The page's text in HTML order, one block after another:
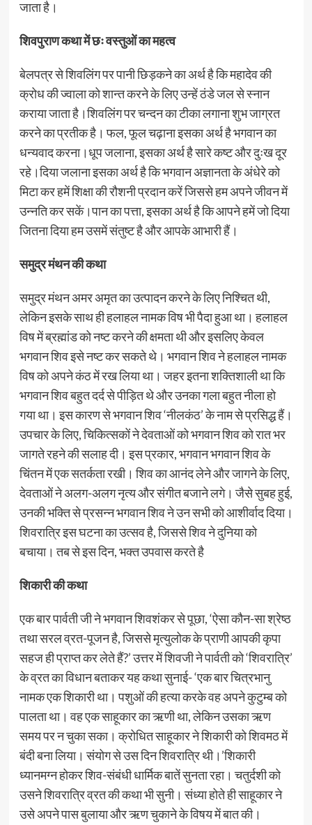
जाता है।
शिवपुराण कथा में छः वस्तुओं का महत्व
बेलपत्र से शिवलिंग पर पानी छिड़कने का अर्थ है कि महादेव की
क्रोध की ज्वाला को शान्त करने के लिए उन्हें ठंडे जल से स्नान
कराया जाता है।शिवलिंग पर चन्दन का टीका लगाना शुभ जाग्रत
करने का प्रतीक है। फल, फूल चढ़ाना इसका अर्थ है भगवान का
धन्यवाद करना।धूप जलाना, इसका अर्थ है सारे कष्ट और दुःख दूर
रहे।दिया जलाना इसका अर्थ है कि भगवान अज्ञानता के अंधेरे को
मिटा कर हमें शिक्षा की रौशनी प्रदान करें जिससे हम अपने जीवन में
उन्नति कर सकें।पान का पत्ता, इसका अर्थ है कि आपने हमें जो दिया
जितना दिया हम उसमें संतुष्ट है और आपके आभारी हैं।
समुद्र मंथन की कथा
समुद्र मंथन अमर अमृत का उत्पादन करने के लिए निश्चित थी,
लेकिन इसके साथ ही हलाहल नामक विष भी पैदा हुआ था। हलाहल
विष में ब्रह्मांड को नष्ट करने की क्षमता थी और इसलिए केवल
भगवान शिव इसे नष्ट कर सकते थे। भगवान शिव ने हलाहल नामक
विष को अपने कंठ में रख लिया था। जहर इतना शक्तिशाली था कि
भगवान शिव बहुत दर्द से पीड़ित थे और उनका गला बहुत नीला हो
गया था। इस कारण से भगवान शिव ‘नीलकंठ’ के नाम से प्रसिद्ध हैं।
उपचार के लिए, चिकित्सकों ने देवताओं को भगवान शिव को रात भर
जागते रहने की सलाह दी। इस प्रकार, भगवान भगवान शिव के
चिंतन में एक सतर्कता रखी। शिव का आनंद लेने और जागने के लिए,
देवताओं ने अलग-अलग नृत्य और संगीत बजाने लगे। जैसे सुबह हुई,
उनकी भक्ति से प्रसन्न भगवान शिव ने उन सभी को आशीर्वाद दिया।
शिवरात्रि इस घटना का उत्सव है, जिससे शिव ने दुनिया को
बचाया। तब से इस दिन, भक्त उपवास करते है
शिकारी की कथा
एक बार पार्वती जी ने भगवान शिवशंकर से पूछा, ‘ऐसा कौन-सा श्रेष्ठ
तथा सरल व्रत-पूजन है, जिससे मृत्युलोक के प्राणी आपकी कृपा
सहज ही प्राप्त कर लेते हैं?’ उत्तर में शिवजी ने पार्वती को ‘शिवरात्रि’
के व्रत का विधान बताकर यह कथा सुनाई- ‘एक बार चित्रभानु
नामक एक शिकारी था। पशुओं की हत्या करके वह अपने कुटुम्ब को
पालता था। वह एक साहूकार का ऋणी था, लेकिन उसका ऋण
समय पर न चुका सका। क्रोधित साहूकार ने शिकारी को शिवमठ में
बंदी बना लिया। संयोग से उस दिन शिवरात्रि थी।’शिकारी
ध्यानमग्न होकर शिव-संबंधी धार्मिक बातें सुनता रहा। चतुर्दशी को
उसने शिवरात्रि व्रत की कथा भी सुनी। संध्या होते ही साहूकार ने
उसे अपने पास बुलाया और ऋण चुकाने के विषय में बात की।